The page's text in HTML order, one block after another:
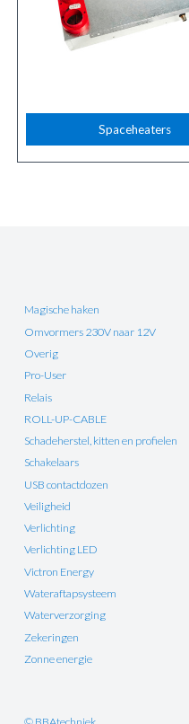
Spaceheaters
Magische haken
Omvormers 230V naar 12V
Overig
Pro-User
Relais
ROLL-UP-CABLE
Schadeherstel, kitten en profielen
Schakelaars
USB contactdozen
Veiligheid
Verlichting
Verlichting LED
Victron Energy
Wateraftapsysteem
Waterverzorging
Zekeringen
Zonne energie